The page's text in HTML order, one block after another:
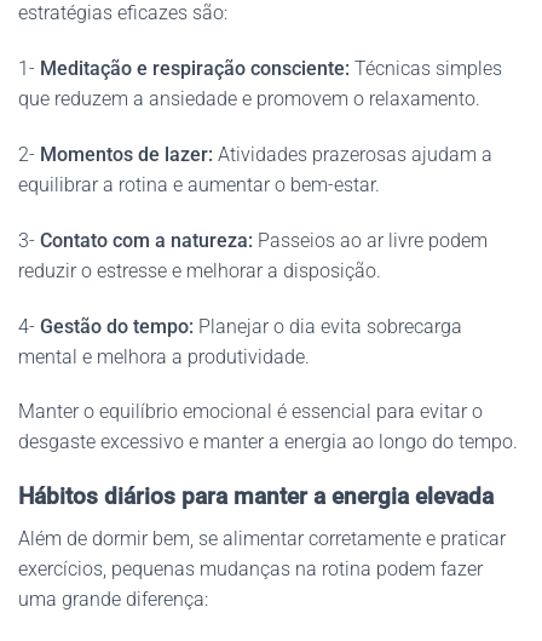
estratégias eficazes são:
1- Meditação e respiração consciente: Técnicas simples
que reduzem a ansiedade e promovem o relaxamento.
2- Momentos de lazer: Atividades prazerosas ajudam a
equilibrar a rotina e aumentar o bem-estar.
3- Contato com a natureza: Passeios ao ar livre podem
reduzir o estresse e melhorar a disposição.
4- Gestão do tempo: Planejar o dia evita sobrecarga
mental e melhora a produtividade.
Manter o equilíbrio emocional é essencial para evitar o
desgaste excessivo e manter a energia ao longo do tempo.
Hábitos diários para manter a energia elevada
Além de dormir bem, se alimentar corretamente e praticar
exercícios, pequenas mudanças na rotina podem fazer
uma grande diferença: